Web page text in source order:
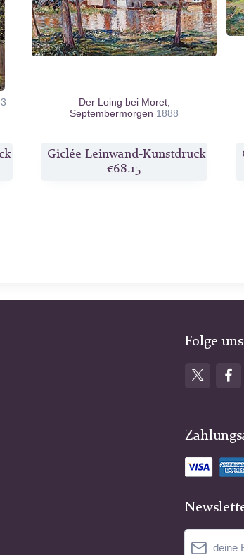
Der Loing bei Moret,
Septembermorgen 1888
Giclée Leinwand-Kunstdruck
€68.15
Folge